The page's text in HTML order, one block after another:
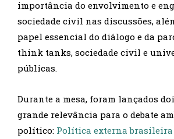
importância do envolvimento e
sociedade civil nas discussões,
papel essencial do diálogo e da
think tanks, sociedade civil e
públicas.
Durante a mesa, foram lançados
grande relevância para o debate
político: Política externa brasileira